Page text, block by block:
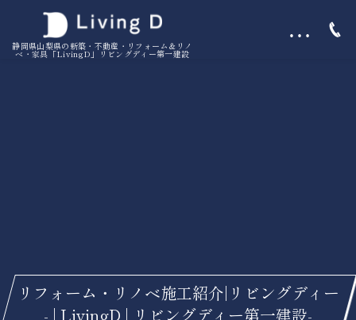
静岡県山梨県の新築・不動産・リフォーム＆リノ
ベ・家具「LivingD」リビングディー第一建設
…
リフォーム・リノベ施工紹介|リビングディー
- | LivingD | リビングディー第一建設-